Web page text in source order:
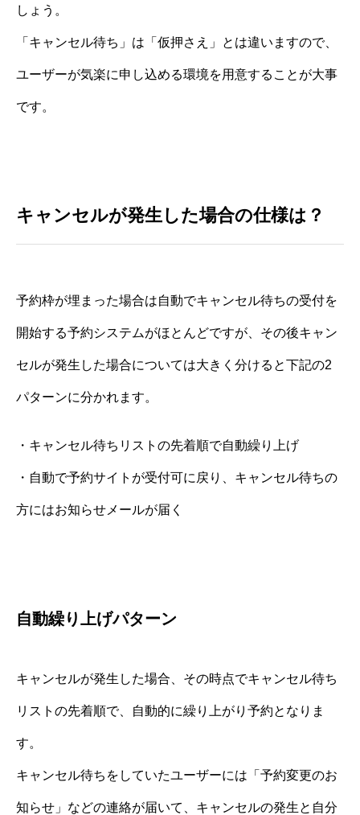
しょう。
「キャンセル待ち」は「仮押さえ」とは違いますので、
ユーザーが気楽に申し込める環境を用意することが大事
です。
キャンセルが発生した場合の仕様は？
予約枠が埋まった場合は自動でキャンセル待ちの受付を
開始する予約システムがほとんどですが、その後キャン
セルが発生した場合については大きく分けると下記の2
パターンに分かれます。
・キャンセル待ちリストの先着順で自動繰り上げ
・自動で予約サイトが受付可に戻り、キャンセル待ちの
方にはお知らせメールが届く
自動繰り上げパターン
キャンセルが発生した場合、その時点でキャンセル待ち
リストの先着順で、自動的に繰り上がり予約となりま
す。
キャンセル待ちをしていたユーザーには「予約変更のお
知らせ」などの連絡が届いて、キャンセルの発生と自分